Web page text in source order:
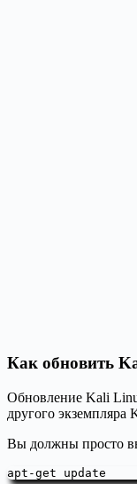
Как обновить
Обновление Kali
другого экземпляра
Вы должны просто
apt-get update